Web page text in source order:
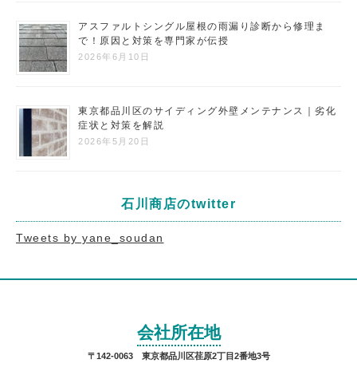
アスファルトシングル屋根の雨漏り診断から修理ま
で！原因と対策を専門家が伝授
2026年6月10日
東京都品川区のサイディング外壁メンテナンス｜劣化
症状と対策を解説
2026年5月20日
石川商店のtwitter
Tweets by yane_soudan
会社所在地
〒142-0063 東京都品川区荏原2丁目2番地3号